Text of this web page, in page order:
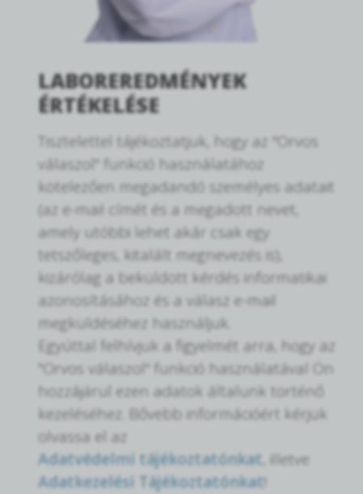
LABOREREDMÉNYEK
ÉRTÉKELÉSE
Tisztelettel tájékoztatjuk, hogy az "Orvos
válaszol" funkció használatához
kötelezően megadandó személyes adatait
(az e-mail címét és a megadott nevet,
amely utóbbi lehet akár csak egy
tetszőleges, kitalált megnevezés is),
kizárólag a beküldött kérdés informatikai
azonosításához és a válasz e-mail
megküldéséhez használjuk.
Egyúttal felhívjuk a figyelmét arra, hogy az
"Orvos válaszol" funkció használatával Ön
hozzájárul ezen adatok általunk történő
kezeléséhez. Bővebb információért kérjük
olvassa el az
Adatvédelmi tájékoztatónkat , illetve
Adatkezelési Tájékoztatónkat!